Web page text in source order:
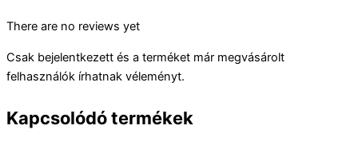
There are no reviews yet
Csak bejelentkezett és a terméket már megvásárolt
felhasználók írhatnak véleményt.
Kapcsolódó termékek